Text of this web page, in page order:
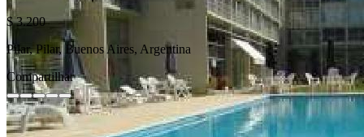
$ 3.200
Pilar, Pilar, Buenos Aires, Argentina
Compartilhar